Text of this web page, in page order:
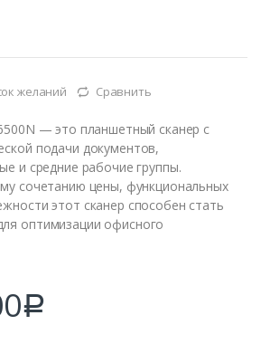
желаний Сравнить
— это планшетный сканер с
подачи документов,
и средние рабочие группы.
сочетанию цены, функциональных
этот сканер способен стать
оптимизации офисного
Р